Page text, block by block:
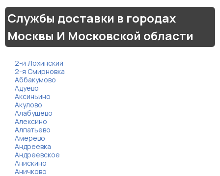
Службы доставки в городах
Москвы И Московской области
2-й Лохинский
2-я Смирновка
Аббакумово
Адуево
Аксиньино
Акулово
Алабушево
Алексино
Алпатьево
Амерево
Андреевка
Андреевское
Анискино
Аничково